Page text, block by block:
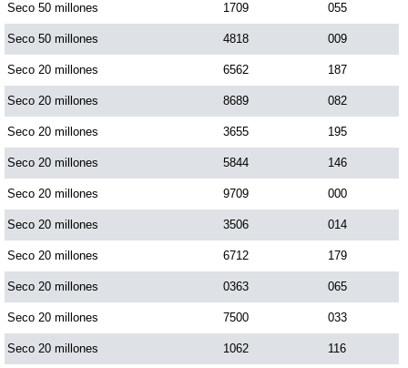
Seco 50 millones 1709 055
Seco 50 millones 4818 009
Seco 20 millones 6562 187
Seco 20 millones 8689 082
Seco 20 millones 3655 195
Seco 20 millones 5844 146
Seco 20 millones 9709 000
Seco 20 millones 3506 014
Seco 20 millones 6712 179
Seco 20 millones 0363 065
Seco 20 millones 7500 033
Seco 20 millones 1062 116